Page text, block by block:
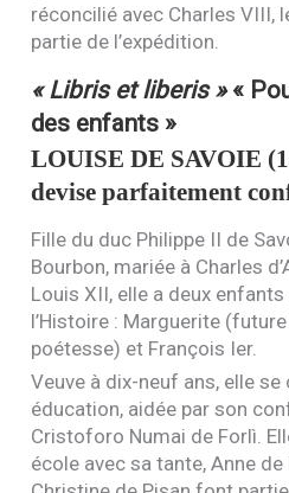
réconcilié avec CharlesVIII,
partie de l’expédition.
« Libris et liberis »«
des enfants »
LOUISE DE SAVOIE
devise parfaitement
Fille du duc Philippe II de
Bourbon, mariée à Charles
Louis XII, elle a deux
l’Histoire : Marguerite
poétesse) et François Ier.
Veuve à dix-neuf ans, elle
éducation, aidée par son
Cristoforo Numai de Forlì.
école avec sa tante, Anne